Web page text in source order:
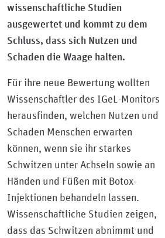
wissenschaftliche Studien
ausgewertet und kommt zu dem
Schluss, dass sich Nutzen und
Schaden die Waage halten.
Für ihre neue Bewertung wollten
Wissenschaftler des IGeL-Monitors
herausfinden, welchen Nutzen und
Schaden Menschen erwarten
können, wenn sie ihr starkes
Schwitzen unter Achseln sowie an
Händen und Füßen mit Botox-
Injektionen behandeln lassen.
Wissenschaftliche Studien zeigen,
dass das Schwitzen abnimmt und